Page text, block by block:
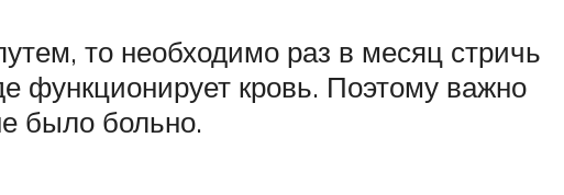
то необходимо раз в месяц стричь
функционирует кровь. Поэтому важно
было больно.